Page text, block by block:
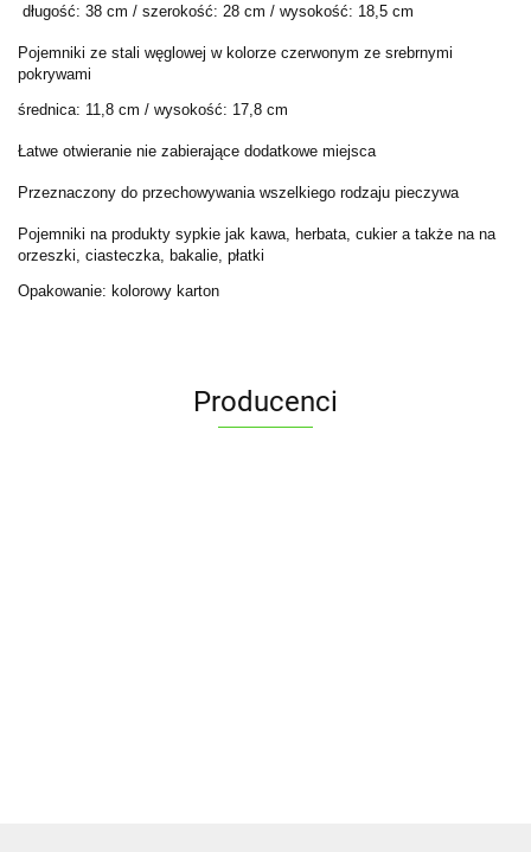
długość: 38 cm / szerokość: 28 cm / wysokość: 18,5 cm
Pojemniki ze stali węglowej w kolorze czerwonym ze srebrnymi
pokrywami
średnica: 11,8 cm / wysokość: 17,8 cm
Łatwe otwieranie nie zabierające dodatkowe miejsca
Przeznaczony do przechowywania wszelkiego rodzaju pieczywa
Pojemniki na produkty sypkie jak kawa, herbata, cukier a także na na
orzeszki, ciasteczka, bakalie, płatki
Opakowanie: kolorowy karton
Producenci